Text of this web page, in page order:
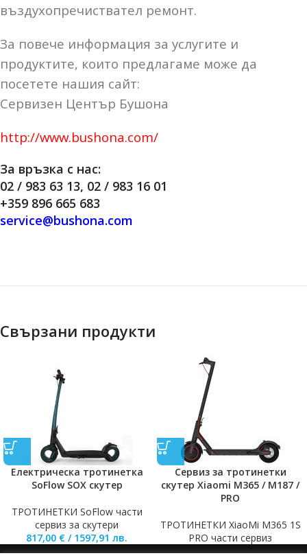
въздухопречиствател ремонт.
За повече информация за услугите и
продуктите, които предлагаме може да
посетете нашия сайт:
Сервизен Център Бушона
http://www.bushona.com/
За връзка с нас:
02 / 983 63 13, 02 / 983 16 01
+359 896 665 683
service@bushona.com
Свързани продукти
Електрическа тротинетка
SoFlow SOX скутер
ТРОТИНЕТКИ SoFlow части
сервиз за скутери
817,00 € / 1597,91 лв.
Сервиз за тротинетки
скутер Xiaomi M365 / M187 /
PRO
ТРОТИНЕТКИ XiaoMi M365 1S
PRO части сервиз